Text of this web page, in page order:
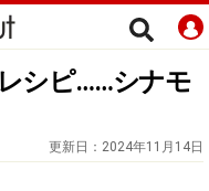
シピ……シナモ
更新日： 2024年11月14日